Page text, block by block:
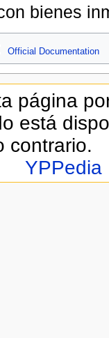
bienes
Official Documentation
página
está
contrario.
YPPedia